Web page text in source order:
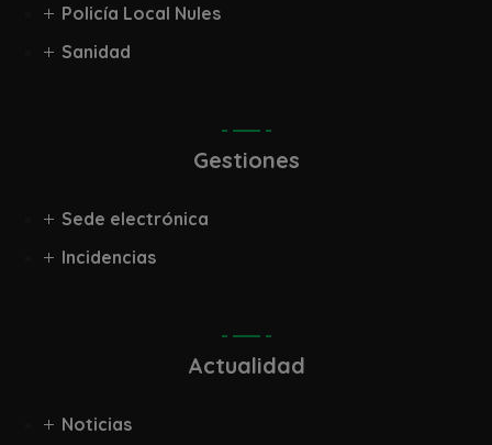
Policía Local Nules
Sanidad
Gestiones
Sede electrónica
Incidencias
Actualidad
Noticias